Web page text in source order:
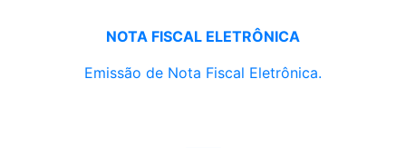
NOTA FISCAL ELETRÔNICA
Emissão de Nota Fiscal Eletrônica.